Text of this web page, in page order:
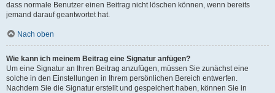
dass normale Benutzer einen Beitrag nicht löschen können, wenn bereits
jemand darauf geantwortet hat.
Nach oben
Wie kann ich meinem Beitrag eine Signatur anfügen?
Um eine Signatur an Ihren Beitrag anzufügen, müssen Sie zunächst eine
solche in den Einstellungen in Ihrem persönlichen Bereich entwerfen.
Nachdem Sie die Signatur erstellt und gespeichert haben, können Sie in